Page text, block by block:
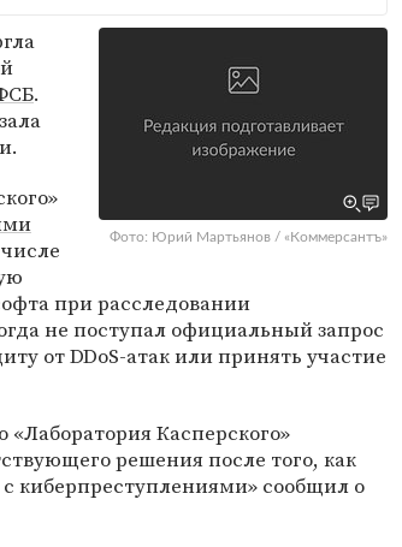
Фото: Юрий Мартьянов / «Коммерсантъ»
.
при расследовании
не поступал официальный запрос
от DDoS-атак или принять участие
Касперского»
решения после того, как
киберпреступлениями» сообщил о